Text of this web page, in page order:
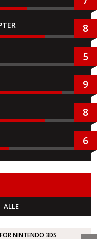
8
5
9
8
6
ALLE
NINTENDO 3DS